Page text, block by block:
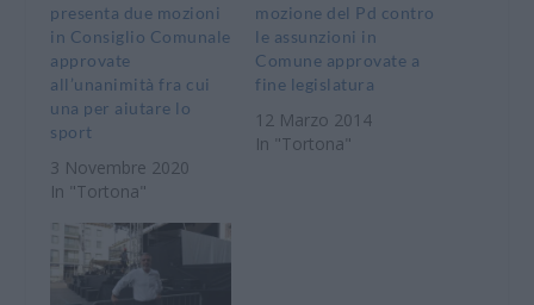
presenta due mozioni
in Consiglio Comunale
approvate
all’unanimità fra cui
una per aiutare lo
sport
3 Novembre 2020
In "Tortona"
mozione del Pd contro
le assunzioni in
Comune approvate a
fine legislatura
12 Marzo 2014
In "Tortona"